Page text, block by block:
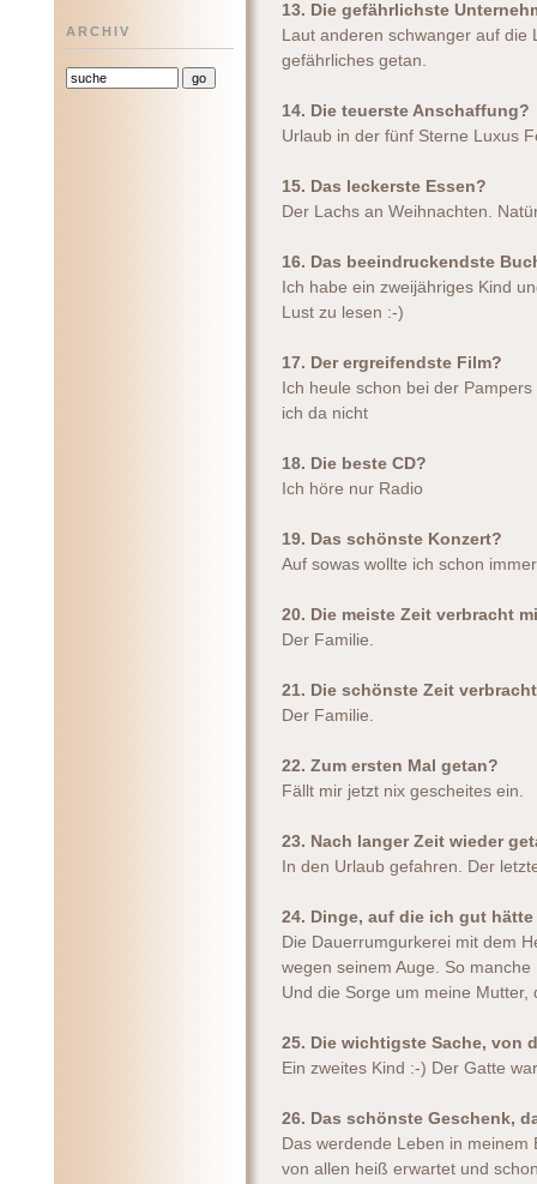
ARCHIV
13. Die gefährlichste
Laut anderen schwanger auf die
gefährliches getan.
14. Die teuerste Anschaffung?
Urlaub in der fünf Sterne Luxus
15. Das leckerste Essen?
Der Lachs an Weihnachten.
16. Das beeindruckendste
Ich habe ein zweijähriges Kind
Lust zu lesen :-)
17. Der ergreifendste Film?
Ich heule schon bei der
ich da nicht
18. Die beste CD?
Ich höre nur Radio
19. Das schönste Konzert?
Auf sowas wollte ich schon
20. Die meiste Zeit verbracht
Der Familie.
21. Die schönste Zeit
Der Familie.
22. Zum ersten Mal getan?
Fällt mir jetzt nix gescheites ein.
23. Nach langer Zeit wieder
In den Urlaub gefahren. Der
24. Dinge, auf die ich gut
Die Dauerrumgurkerei mit dem
wegen seinem Auge. So
Und die Sorge um meine
25. Die wichtigste Sache, von
Ein zweites Kind :-) Der Gatte
26. Das schönste Geschenk,
Das werdende Leben in
von allen heiß erwartet und